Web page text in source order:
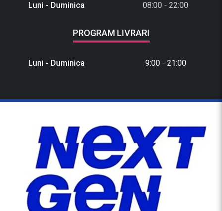
Luni - Duminica 08:00 - 22:00
PROGRAM LIVRARI
Luni - Duminica 9:00 - 21:00